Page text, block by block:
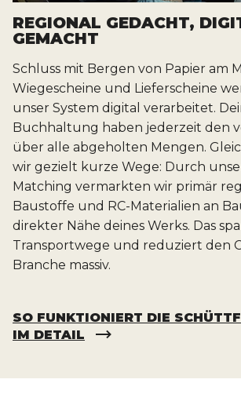
REGIONAL GEDACHT,
GEMACHT
Schluss mit Bergen von Papier am
Wiegescheine und Lieferscheine
unser System digital verarbeitet.
Buchhaltung haben jederzeit den
über alle abgeholten Mengen.
wir gezielt kurze Wege: Durch
Matching vermarkten wir primär
Baustoffe und RC-Materialien an
direkter Nähe deines Werks. Das
Transportwege und reduziert den
Branche massiv.
SO FUNKTIONIERT DIE
IM DETAIL